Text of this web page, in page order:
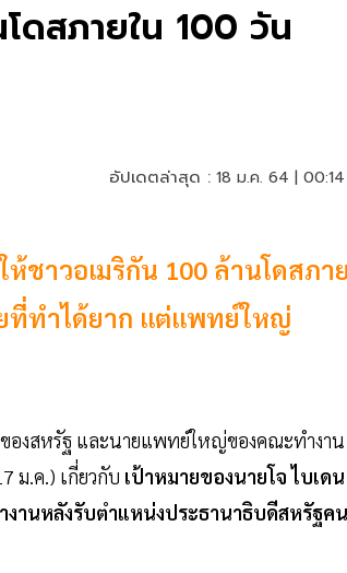
ดสภายใน 100 วัน
อัปเดตล่าสุด : 18 ม.ค. 64 |
ชาวอเมริกัน 100 ล้านโดสภา
ที่ทำได้ยาก แต่แพทย์ใหญ่
องสหรัฐ และนายแพทย์ใหญ่ของคณะทำงาน
ม.ค.) เกี่ยวกับ เป้าหมายของนายโจ ไบเด
งานหลังรับตำแหน่งประธานาธิบดีสหรัฐคน